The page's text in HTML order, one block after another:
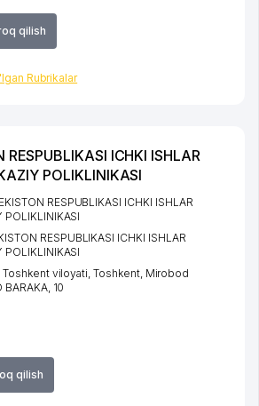
qilish
Rubrikalar
RESPUBLIKASI ICHKI ISHLAR
POLIKLINIKASI
qilish
RESPUBLIKASI ICHKI ISHLAR
POLIKLINIKASI
RESPUBLIKASI ICHKI ISHLAR
POLIKLINIKASI
Toshkent viloyati ,Toshkent, Mirobod
BARAKA, 10